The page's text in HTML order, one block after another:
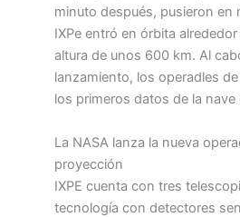
minuto después, pusieron en
IXPe entró en órbita
altura de unos 600 km. Al
lanzamiento, los operadles
los primeros datos de la nave
La NASA lanza la nueva
proyección
IXPE cuenta con tres
tecnología con detectores